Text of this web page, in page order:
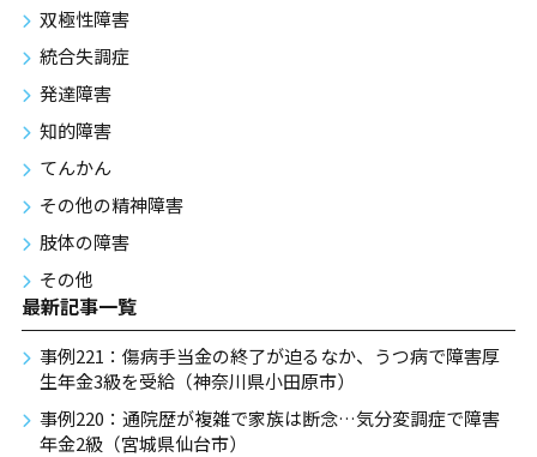
双極性障害
統合失調症
発達障害
知的障害
てんかん
その他の精神障害
肢体の障害
その他
最新記事一覧
事例221：傷病手当金の終了が迫るなか、うつ病で障害厚
生年金3級を受給（神奈川県小田原市）
事例220：通院歴が複雑で家族は断念…気分変調症で障害
年金2級（宮城県仙台市）